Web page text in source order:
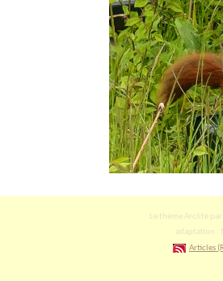
Le thème Arclite par
adaptation :
Articles